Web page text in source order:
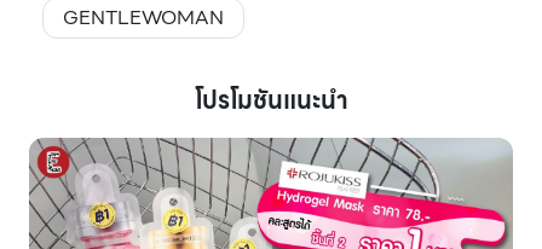
GENTLEWOMAN
โปรโมชันแนะนำ